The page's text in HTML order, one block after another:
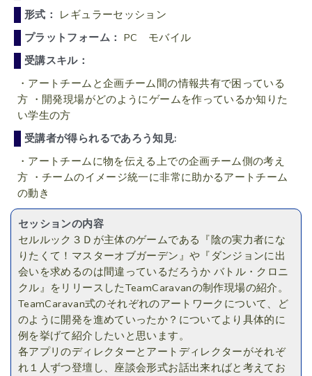
形式： レギュラーセッション
プラットフォーム： PC モバイル
受講スキル：
・アートチームと企画チーム間の情報共有で困っている
方 ・開発現場がどのようにゲームを作っているか知りた
い学生の方
受講者が得られるであろう知見:
・アートチームに物を伝える上での企画チーム側の考え
方 ・チームのイメージ統一に非常に助かるアートチーム
の動き
セッションの内容
セルルック３Ｄが主体のゲームである『陰の実力者にな
りたくて！マスターオブガーデン』や『ダンジョンに出
会いを求めるのは間違っているだろうか バトル・クロニ
クル』をリリースしたTeamCaravanの制作現場の紹介。
TeamCaravan式のそれぞれのアートワークについて、ど
のように開発を進めていったか？についてより具体的に
例を挙げて紹介したいと思います。
各アプリのディレクターとアートディレクターがそれぞ
れ１人ずつ登壇し、座談会形式お話出来ればと考えてお